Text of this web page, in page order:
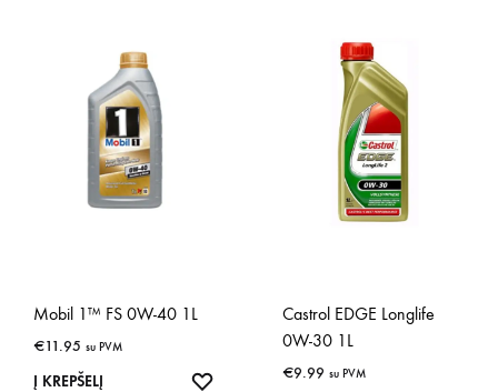
Mobil 1™ FS 0W-40 1L
€11.95 su PVM
Į KREPŠELĮ IŠSAUGOTI
Castrol EDGE Longlife
0W-30 1L
€9.99 su PVM